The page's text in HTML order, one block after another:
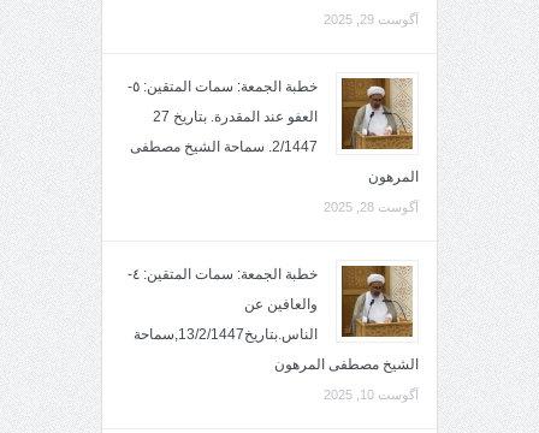
آگوست 29, 2025
خطبة الجمعة: سمات المتقين: ٥-
العفو عند المقدرة. بتاريخ 27
2/1447. سماحة الشيخ مصطفى
المرهون
آگوست 28, 2025
خطبة الجمعة: سمات المتقين: ٤-
والعافين عن
الناس.بتاريخ13/2/1447,سماحة
الشيخ مصطفى المرهون
آگوست 10, 2025